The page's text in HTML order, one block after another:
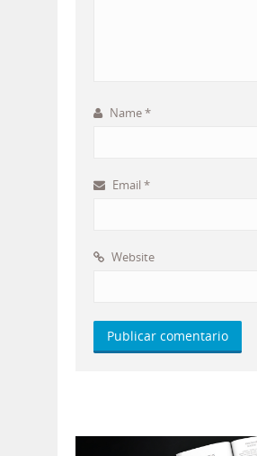
Name*
Email *
Website